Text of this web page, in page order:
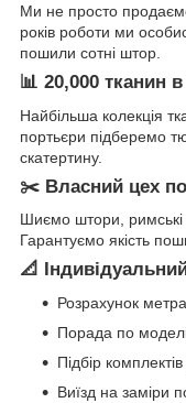
Ми не просто
років роботи ми
пошили сотні штор.
📊 20,000 тканин
Найбільша колекція
портьєри підберемо
скатертину.
✂️ Власний цех
Шиємо штори,
Гарантуємо якість
📐
Розрахунок
Порада по
Підбір
Виїзд на заміри